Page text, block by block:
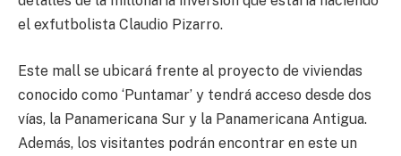
el exfutbolista Claudio Pizarro.
Este mall se ubicará frente al proyecto de viviendas
conocido como ‘Puntamar’ y tendrá acceso desde dos
vías, la Panamericana Sur y la Panamericana Antigua.
Además, los visitantes podrán encontrar en este un